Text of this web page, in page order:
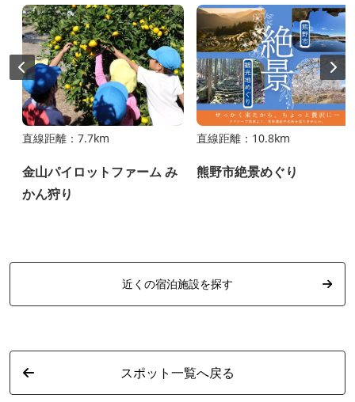
直線距離：7.7km
金山パイロットファーム み
かん狩り
直線距離：10.8km
熊野市絶景めぐり
近くの宿泊施設を探す
スポット一覧へ戻る